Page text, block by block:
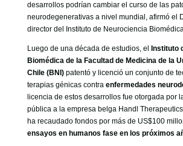
GOBIERNO CORPORATIVO
desarrollos podrían cambiar el curso de las
neurodegenerativas a nivel mundial, afirmó el
director del Instituto de Neurociencia
Luego de una década de estudios, el
Instituto
Biomédica de la Facultad de Medicina de la
Chile (BNI)patentó y licenció un conjunto de
terapias génicas contra enfermedades
licencia de estos desarrollos fue otorgada por
pública a la empresa belga Handl
ha recaudado fondos por más de US$100
ensayos en humanos fase en los próximos